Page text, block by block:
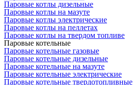
Паровые котлы дизельные
Паровые котлы на мазуте
Паровые котлы электрические
Паровые котлы на пеллетах
Паровые котлы на твердом топливе
Паровые котельные
Паровые котельные газовые
Паровые котельные дизельные
Паровые котельные на мазуте
Паровые котельные электрические
Паровые котельные твердотопливные